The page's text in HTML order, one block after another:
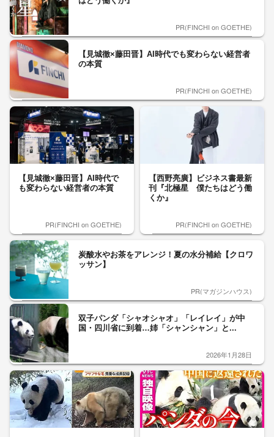
PR(FINCHI on GOETHE)
【見城徹×藤田晋】AI時代でも変わらない経営者
の本質
PR(FINCHI on GOETHE)
【見城徹×藤田晋】AI時代で
も変わらない経営者の本質
PR(FINCHI on GOETHE)
【西野亮廣】ビジネス書最新
刊『北極星 僕たちはどう働
くか』
PR(FINCHI on GOETHE)
炭酸水やお茶をアレンジ！夏の水分補給【クロワ
ッサン】
PR(マガジンハウス)
双子パンダ「シャオシャオ」「レイレイ」が中
国・四川省に到着…姉「シャンシャン」と...
2026年1月28日